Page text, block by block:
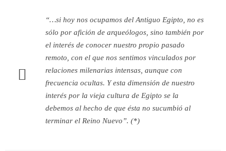
“…si hoy nos ocupamos del Antiguo Egipto, no es
sólo por afición de arqueólogos, sino también por
el interés de conocer nuestro propio pasado
remoto, con el que nos sentimos vinculados por
relaciones milenarias intensas, aunque con
frecuencia ocultas. Y esta dimensión de nuestro
interés por la vieja cultura de Egipto se la
debemos al hecho de que ésta no sucumbió al
terminar el Reino Nuevo”. (*)